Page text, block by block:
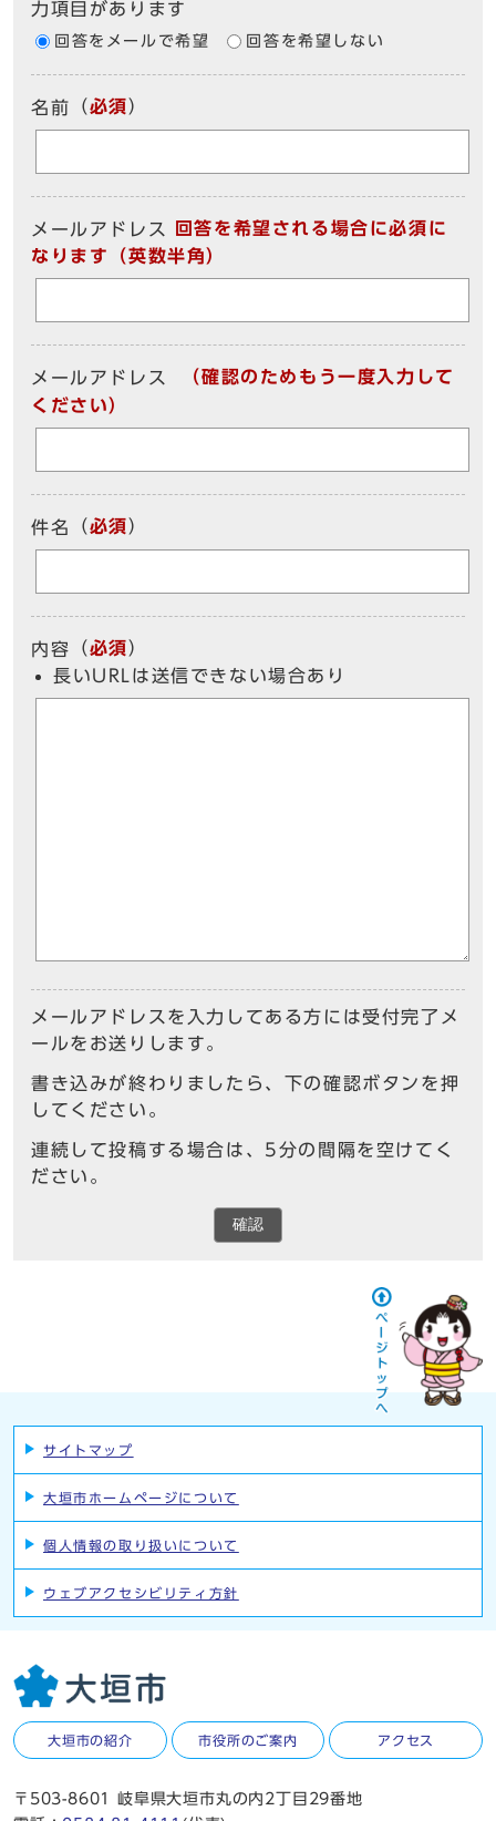
力項目があります
回答をメールで希望 回答を希望しない
名前 （必須）
メールアドレス
回答を希望される場合に必須に
なります（英数半角）
メールアドレス
（確認のためもう一度入力して
ください）
件名 （必須）
内容 （必須）
長いURLは送信できない場合あり
メールアドレスを入力してある方には受付完了メ
ールをお送りします。
書き込みが終わりましたら、下の確認ボタンを押
してください。
連続して投稿する場合は、5分の間隔を空けてく
ださい。
確認
サイトマップ
大垣市ホームページについて
個人情報の取り扱いについて
ウェブアクセシビリティ方針
大垣市の紹介 市役所のご案内 アクセス
〒503-8601 岐阜県大垣市丸の内2丁目29番地